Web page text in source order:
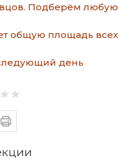
Подберём любую
общую площадь всех
день